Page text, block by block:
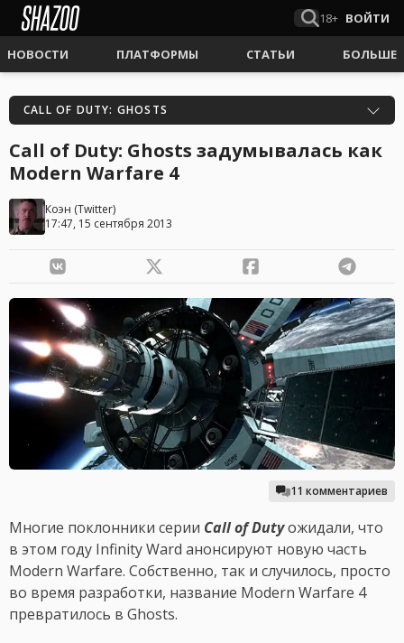
18+ ВОЙТИ
НОВОСТИ ПЛАТФОРМЫ СТАТЬИ БОЛЬШЕ
CALL OF DUTY: GHOSTS
Call of Duty: Ghosts задумывалась как
Modern Warfare 4
Коэн (Twitter)
17:47, 15 сентября 2013
11 комментариев
Многие поклонники серии Call of Dutyожидали, что
в этом году Infinity Ward анонсируют новую часть
Modern Warfare. Собственно, так и случилось, просто
во время разработки, название Modern Warfare 4
превратилось в Ghosts.